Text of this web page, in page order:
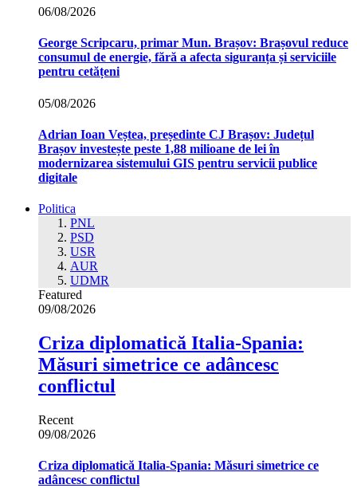
06/08/2026
George Scripcaru, primar Mun. Brașov: Brașovul reduce
consumul de energie, fără a afecta siguranța și serviciile
pentru cetățeni
05/08/2026
Adrian Ioan Veștea, președinte CJ Brașov: Județul
Brașov investește peste 1,88 milioane de lei în
modernizarea sistemului GIS pentru servicii publice
digitale
Politica
PNL
PSD
USR
AUR
UDMR
Featured
09/08/2026
Criza diplomatică Italia-Spania:
Măsuri simetrice ce adâncesc
conflictul
Recent
09/08/2026
Criza diplomatică Italia-Spania: Măsuri simetrice ce
adâncesc conflictul